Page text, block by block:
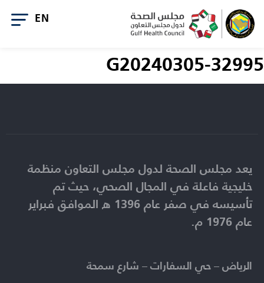
G20240305-32995
الرياض – حي السفارات – شارع سمحة​
يعد مجلس الصحة لدول مجلس التعاون منظمة
خليجية فاعلة في المجال الصحي، حيث تم
تأسيسه في صفر عام 1396 ه الموافق فبراير
عام 1976 م.